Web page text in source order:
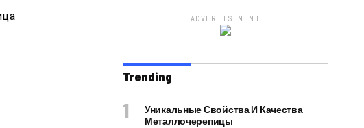
ADVERTISEMENT
Trending
Уникальные Свойства И Качества
Металлочерепицы